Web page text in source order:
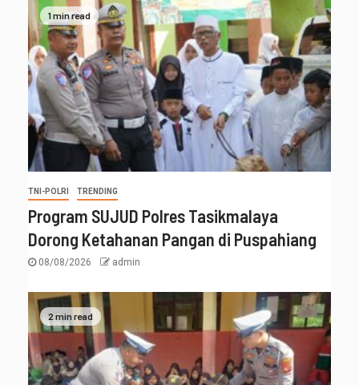
1 min read
TNI-POLRI TRENDING
Program SUJUD Polres Tasikmalaya
Dorong Ketahanan Pangan di Puspahiang
08/08/2026 admin
2 min read